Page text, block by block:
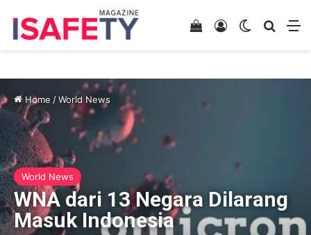
Switch skin
Log In
View your
Home /World News
World News
WNA dari 13 Negara Dilarang
Masuk Indonesia